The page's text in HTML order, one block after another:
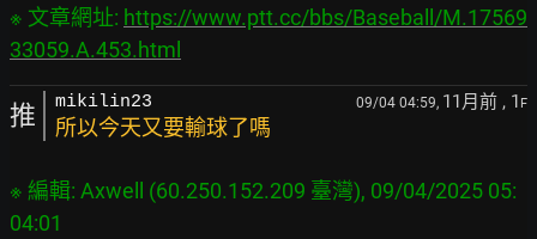
※ 文章網址: https://www.ptt.cc/bbs/Baseball/M.17569
33059.A.453.html
推 mikilin23 09/04 04:59, 11月前 , 1 F
所以今天又要輸球了嗎
※ 編輯: Axwell (60.250.152.209 臺灣), 09/04/2025 05: